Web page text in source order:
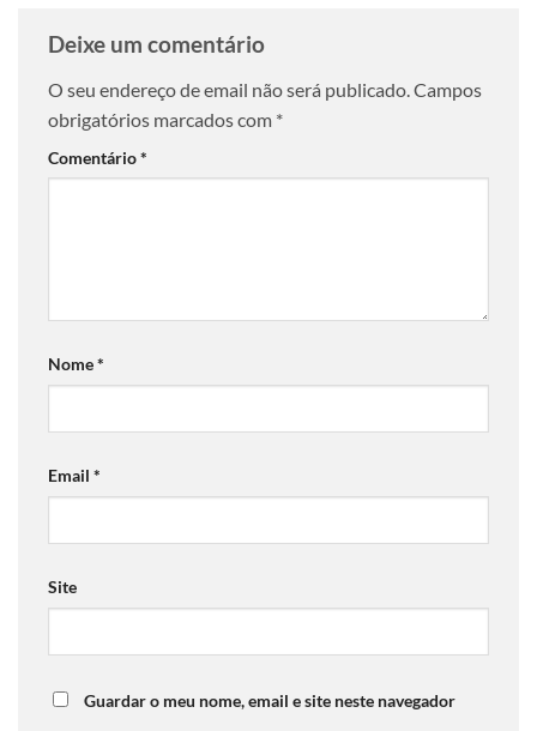
Deixe um comentário
O seu endereço de email não será publicado. Campos
obrigatórios marcados com *
Comentário*
Nome*
Email *
Site
Guardar o meu nome, email e site neste navegador